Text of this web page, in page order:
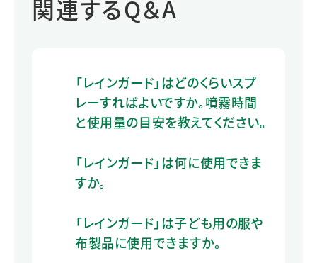
関連するQ＆A
「レインガード」はどのくらいスプ
レーすればよいですか。噴霧時間
と使用量の目安を教えてください。
「レインガード」は何に使用できま
すか。
「レインガード」は子ども用の服や
布製品に使用できますか。